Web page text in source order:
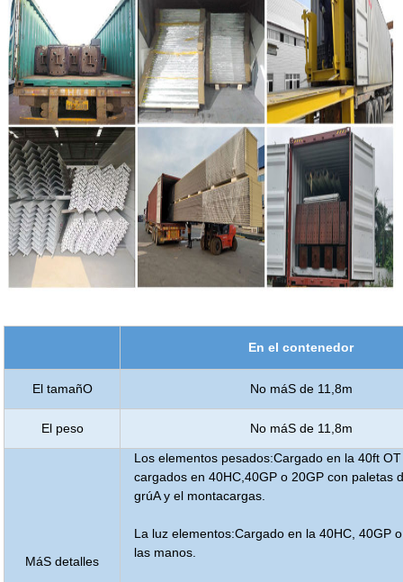
En el contenedor
El tamañO No máS de 11,8m
El peso No máS de 11,8m
MáS detalles
Los elementos pesados:Cargado en la 40ft
cargados en 40HC,40GP o 20GP con paletas
grúA y el montacargas.
La luz elementos:Cargado en la 40HC, 40GP
las manos.